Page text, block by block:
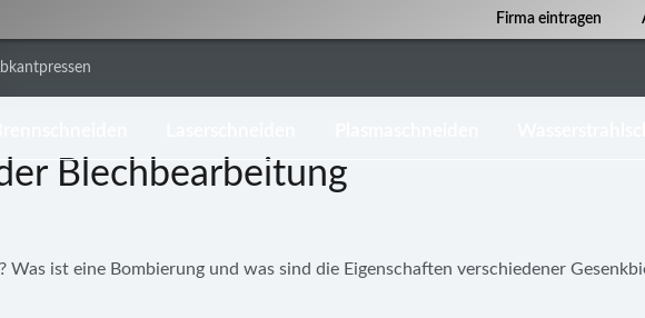
Firma eintragen
Blechbearbeitung
Was ist eine Bombierung und was sind die Eigenschaften verschiedener